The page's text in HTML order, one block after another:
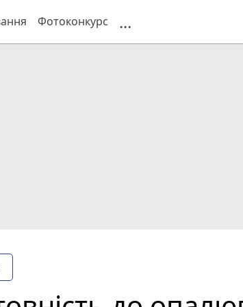
Фотоконкурс ...